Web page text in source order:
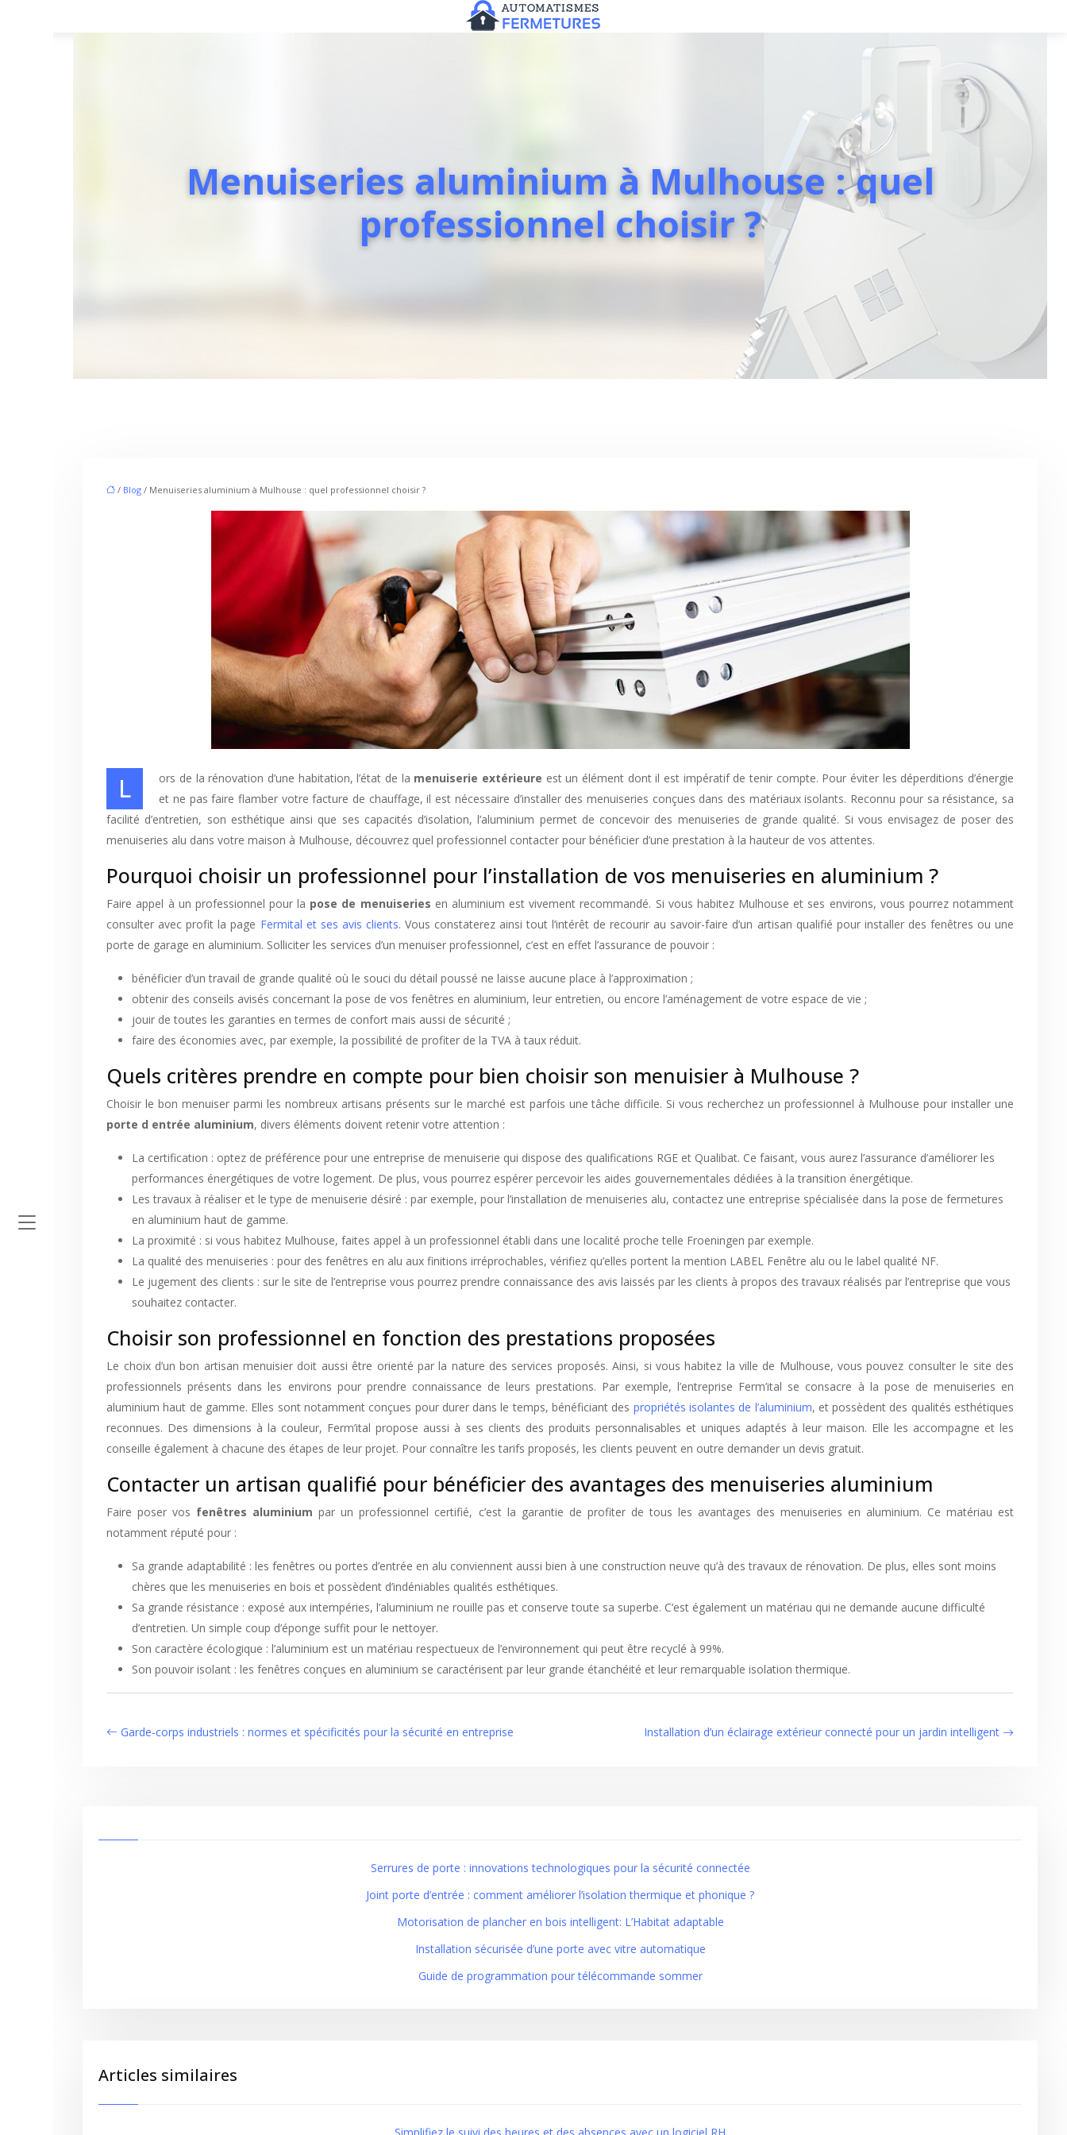
Menuiseries aluminium à Mulhouse : quel
professionnel choisir ?
/ Blog / Menuiseries aluminium à Mulhouse : quel professionnel choisir ?
Lors de la rénovation d’une habitation, l’état de la menuiserie extérieure est un élément dont il est impératif de tenir compte. Pour éviter les déperditions d’énergie
et ne pas faire flamber votre facture de chauffage, il est nécessaire d’installer des menuiseries conçues dans des matériaux isolants. Reconnu pour sa résistance, sa
facilité d’entretien, son esthétique ainsi que ses capacités d’isolation, l’aluminium permet de concevoir des menuiseries de grande qualité. Si vous envisagez de poser des
menuiseries alu dans votre maison à Mulhouse, découvrez quel professionnel contacter pour bénéficier d’une prestation à la hauteur de vos attentes.
Pourquoi choisir un professionnel pour l’installation de vos menuiseries en aluminium ?
Faire appel à un professionnel pour la pose de menuiseries en aluminium est vivement recommandé. Si vous habitez Mulhouse et ses environs, vous pourrez notamment
consulter avec profit la page Fermital et ses avis clients. Vous constaterez ainsi tout l’intérêt de recourir au savoir-faire d’un artisan qualifié pour installer des fenêtres ou une
porte de garage en aluminium. Solliciter les services d’un menuiser professionnel, c’est en effet l’assurance de pouvoir :
bénéficier d’un travail de grande qualité où le souci du détail poussé ne laisse aucune place à l’approximation ;
obtenir des conseils avisés concernant la pose de vos fenêtres en aluminium, leur entretien, ou encore l’aménagement de votre espace de vie ;
jouir de toutes les garanties en termes de confort mais aussi de sécurité ;
faire des économies avec, par exemple, la possibilité de profiter de la TVA à taux réduit.
Quels critères prendre en compte pour bien choisir son menuisier à Mulhouse ?
Choisir le bon menuiser parmi les nombreux artisans présents sur le marché est parfois une tâche difficile. Si vous recherchez un professionnel à Mulhouse pour installer une
porte d entrée aluminium, divers éléments doivent retenir votre attention :
La certification : optez de préférence pour une entreprise de menuiserie qui dispose des qualifications RGE et Qualibat. Ce faisant, vous aurez l’assurance d’améliorer les
performances énergétiques de votre logement. De plus, vous pourrez espérer percevoir les aides gouvernementales dédiées à la transition énergétique.
Les travaux à réaliser et le type de menuiserie désiré : par exemple, pour l’installation de menuiseries alu, contactez une entreprise spécialisée dans la pose de fermetures
en aluminium haut de gamme.
La proximité : si vous habitez Mulhouse, faites appel à un professionnel établi dans une localité proche telle Froeningen par exemple.
La qualité des menuiseries : pour des fenêtres en alu aux finitions irréprochables, vérifiez qu’elles portent la mention LABEL Fenêtre alu ou le label qualité NF.
Le jugement des clients : sur le site de l’entreprise vous pourrez prendre connaissance des avis laissés par les clients à propos des travaux réalisés par l’entreprise que vous
souhaitez contacter.
Choisir son professionnel en fonction des prestations proposées
Le choix d’un bon artisan menuisier doit aussi être orienté par la nature des services proposés. Ainsi, si vous habitez la ville de Mulhouse, vous pouvez consulter le site des
professionnels présents dans les environs pour prendre connaissance de leurs prestations. Par exemple, l’entreprise Ferm’ital se consacre à la pose de menuiseries en
aluminium haut de gamme. Elles sont notamment conçues pour durer dans le temps, bénéficiant des propriétés isolantes de l’aluminium, et possèdent des qualités esthétiques
reconnues. Des dimensions à la couleur, Ferm’ital propose aussi à ses clients des produits personnalisables et uniques adaptés à leur maison. Elle les accompagne et les
conseille également à chacune des étapes de leur projet. Pour connaître les tarifs proposés, les clients peuvent en outre demander un devis gratuit.
Contacter un artisan qualifié pour bénéficier des avantages des menuiseries aluminium
Faire poser vos fenêtres aluminium par un professionnel certifié, c’est la garantie de profiter de tous les avantages des menuiseries en aluminium. Ce matériau est
notamment réputé pour :
Sa grande adaptabilité : les fenêtres ou portes d’entrée en alu conviennent aussi bien à une construction neuve qu’à des travaux de rénovation. De plus, elles sont moins
chères que les menuiseries en bois et possèdent d’indéniables qualités esthétiques.
Sa grande résistance : exposé aux intempéries, l’aluminium ne rouille pas et conserve toute sa superbe. C’est également un matériau qui ne demande aucune difficulté
d’entretien. Un simple coup d’éponge suffit pour le nettoyer.
Son caractère écologique : l’aluminium est un matériau respectueux de l’environnement qui peut être recyclé à 99%.
Son pouvoir isolant : les fenêtres conçues en aluminium se caractérisent par leur grande étanchéité et leur remarquable isolation thermique.
Garde-corps industriels : normes et spécificités pour la sécurité en entreprise Installation d’un éclairage extérieur connecté pour un jardin intelligent
Serrures de porte : innovations technologiques pour la sécurité connectée
Joint porte d’entrée : comment améliorer l’isolation thermique et phonique ?
Motorisation de plancher en bois intelligent: L’Habitat adaptable
Installation sécurisée d’une porte avec vitre automatique
Guide de programmation pour télécommande sommer
Articles similaires